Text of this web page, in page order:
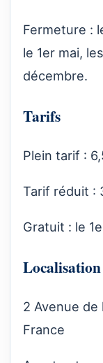
Fermeture :
le 1er mai,
décembre.
Tarifs
Plein tarif :
Tarif réduit :
Gratuit : le
Localisation
2 Avenue de
France